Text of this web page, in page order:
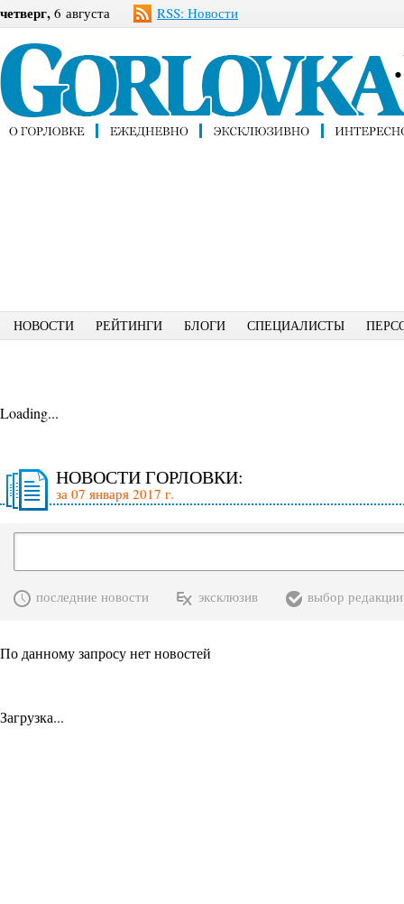
четверг, 6 августа RSS: Новости
НОВОСТИ РЕЙТИНГИ БЛОГИ СПЕЦИАЛИСТЫ
Loading...
НОВОСТИ ГОРЛОВКИ:
за 07 января 2017 г.
последние новости эксклюзив выбор редакции
По данному запросу нет новостей
Загрузка...